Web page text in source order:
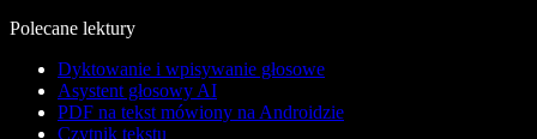
Polecane lektury
Dyktowanie i wpisywanie głosowe
Asystent głosowy AI
PDF na tekst mówiony na Androidzie
Czytnik tekstu